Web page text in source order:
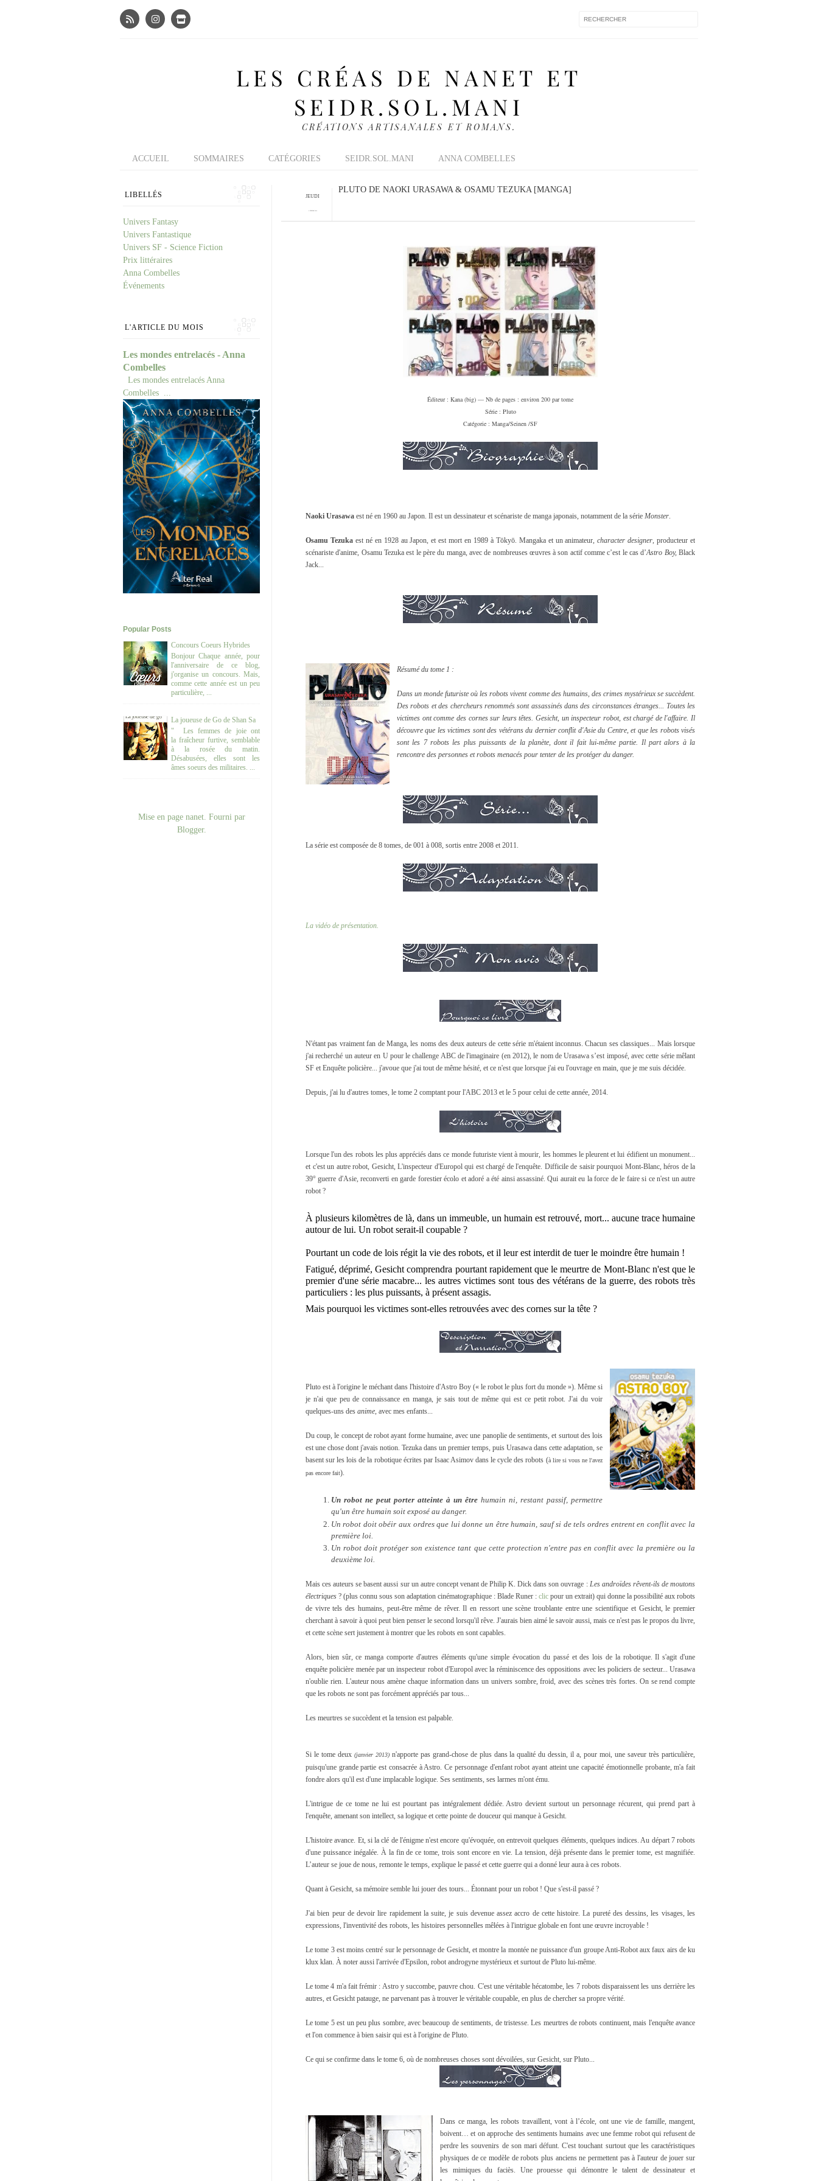
LES CRÉAS DE NANET ET
SEIDR.SOL.MANI
CRÉATIONS ARTISANALES ET ROMANS.
ACCUEIL SOMMAIRES CATÉGORIES SEIDR.SOL.MANI ANNA COMBELLES
JEUDI
PLUTO DE NAOKI URASAWA & OSAMU TEZUKA [MANGA]
Éditeur: Kana (big) — Nb de pages : environ 200 par tome
Série : Pluto
Catégorie : Manga/Seinen /SF
Naoki Urasawa est né en 1960 au Japon. Il est un dessinateur et scénariste de manga japonais, notamment de la série Monster.
Osamu Tezukaestné en 1928au Japon, et est mort en 1989à Tōkyō. Mangakaet un animateur,character designer, producteur et
scénariste d'anime, Osamu Tezuka est le père du manga, avec de nombreuses œuvres à son actif comme c’est le cas d’Astro Boy, Black
Jack...
Résumé du tome 1 :
Dans un monde futuriste où les robots vivent comme des humains, des crimes mystérieux se succèdent.
Des robots et des chercheurs renommés sont assassinés dans des circonstances étranges... Toutes les
victimes ont comme des cornes sur leurs têtes. Gesicht, un inspecteur robot, est chargé de l'affaire. Il
découvre que les victimes sont des vétérans du dernier conflit d'Asie du Centre, et que les robots visés
sont les 7 robots les plus puissants de la planète, dont il fait lui-même partie. Il part alors à la
rencontre des personnes et robots menacés pour tenter de les protéger du danger.
La série est composée de 8 tomes, de 001 à 008, sortis entre 2008 et 2011.
La vidéo de présentation.
N'étant pas vraiment fan de Manga, les noms des deux auteurs de cette série m'étaient inconnus. Chacun ses classiques... Mais lorsque
j'ai recherché un auteur en U pour le challenge ABC de l'imaginaire (en 2012), le nom de Urasawa s’est imposé, avec cette série mêlant
SF et Enquête policière... j'avoue que j'ai tout de même hésité, et ce n'est que lorsque j'ai eu l'ouvrage en main, que je me suis décidée.
Depuis, j'ai lu d'autres tomes, le tome 2 comptant pour l'ABC 2013 et le 5 pour celui de cette année, 2014.
Lorsque l'un des robots les plus appréciés dans ce monde futuriste vient à mourir, les hommes le pleurent et lui édifient un monument...
et c'est un autre robot, Gesicht, L'inspecteur d'Europol qui est chargé de l'enquête. Difficile de saisir pourquoi Mont-Blanc, héros de la
39° guerre d'Asie, reconverti en garde forestier écolo et adoré a été ainsi assassiné. Qui aurait eu la force de le faire si ce n'est un autre
robot ?
À plusieurs kilomètres de là, dans un immeuble, un humain est retrouvé, mort... aucune trace humaine
autour de lui. Un robot serait-il coupable ?
Pourtant un code de lois régit la vie des robots, et il leur est interdit de tuer le moindre être humain !
Fatigué, déprimé, Gesicht comprendra pourtant rapidement que le meurtre de Mont-Blanc n'est que le
premier d'une série macabre... les autres victimes sont tous des vétérans de la guerre, des robots très
particuliers : les plus puissants, à présent assagis.
Mais pourquoi les victimes sont-elles retrouvées avec des cornes sur la tête ?
Pluto est à l'origine le méchant dans l'histoire d'Astro Boy (« le robot le plus fort du monde »). Même si
je n'ai que peu de connaissance en manga, je sais tout de même qui est ce petit robot. J'ai du voir
quelques-uns des anime, avec mes enfants...
Du coup, le concept de robot ayant forme humaine, avec une panoplie de sentiments, et surtout des lois
est une chose dont j'avais notion. Tezuka dans un premier temps, puis Urasawa dans cette adaptation, se
basent sur les lois de la robotique écrites par Isaac Asimov dans le cycle des robots (à lire si vous ne l'avez
pas encore fait).
Un robot ne peut porter atteinte à un être humain ni, restant passif, permettre
qu'un être humain soit exposé au danger.
Un robot doit obéir aux ordres que lui donne un être humain, sauf si de tels ordres entrent en conflit avec la
première loi.
Un robot doit protéger son existence tant que cette protection n'entre pas en conflit avec la première ou la
deuxième loi.
Mais ces auteurs se basent aussi sur un autre concept venant de Philip K. Dick dans son ouvrage : Les androïdes rêvent-ils de moutons
électriques ? (plus connu sous son adaptation cinématographique : Blade Runer : clic pour un extrait) qui donne la possibilité aux robots
de vivre tels des humains, peut-être même de rêver. Il en ressort une scène troublante entre une scientifique et Gesicht, le premier
cherchant à savoir à quoi peut bien penser le second lorsqu'il rêve. J'aurais bien aimé le savoir aussi, mais ce n'est pas le propos du livre,
et cette scène sert justement à montrer que les robots en sont capables.
Alors, bien sûr, ce manga comporte d'autres éléments qu'une simple évocation du passé et des lois de la robotique. Il s'agit d'une
enquête policière menée par un inspecteur robot d'Europol avec la réminiscence des oppositions avec les policiers de secteur... Urasawa
n'oublie rien. L'auteur nous amène chaque information dans un univers sombre, froid, avec des scènes très fortes. On se rend compte
que les robots ne sont pas forcément appréciés par tous...
Les meurtres se succèdent et la tension est palpable.
Si le tome deux (janvier 2013)n'apporte pas grand-chose de plus dans la qualité du dessin, il a, pour moi, une saveur très particulière,
puisqu'une grande partie est consacrée à Astro. Ce personnage d'enfant robot ayant atteint une capacité émotionnelle probante, m'a fait
fondre alors qu'il est d'une implacable logique. Ses sentiments, ses larmes m'ont ému.
L'intrigue de ce tome ne lui est pourtant pas intégralement dédiée. Astro devient surtout un personnage récurent, qui prend part à
l'enquête, amenant son intellect, sa logique et cette pointe de douceur qui manque à Gesicht.
L'histoire avance. Et, si la clé de l'énigme n'est encore qu'évoquée, on entrevoit quelques éléments, quelques indices. Au départ 7 robots
d'une puissance inégalée. À la fin de ce tome, trois sont encore en vie. La tension, déjà présente dans le premier tome, est magnifiée.
L’auteur se joue de nous, remonte le temps, explique le passé et cette guerre qui a donné leur aura à ces robots.
Quant à Gesicht, sa mémoire semble lui jouer des tours... Étonnant pour un robot ! Que s'est-il passé ?
J'ai bien peur de devoir lire rapidement la suite, je suis devenue assez accro de cette histoire. La pureté des dessins, les visages, les
expressions, l'inventivité des robots, les histoires personnelles mêlées à l'intrigue globale en font une œuvre incroyable !
Le tome 3 est moins centré sur le personnage de Gesicht, et montre la montée ne puissance d'un groupe Anti-Robot aux faux airs de ku
klux klan. À noter aussi l'arrivée d'Epsilon, robot androgyne mystérieux et surtout de Pluto lui-même.
Le tome 4 m'a fait frémir : Astro y succombe, pauvre chou. C'est une véritable hécatombe, les 7 robots disparaissent les uns derrière les
autres, et Gesicht patauge, ne parvenant pas à trouver le véritable coupable, en plus de chercher sa propre vérité.
Le tome 5 est un peu plus sombre, avec beaucoup de sentiments, de tristesse. Les meurtres de robots continuent, mais l'enquête avance
et l'on commence à bien saisir qui est à l'origine de Pluto.
Ce qui se confirme dans le tome 6, où de nombreuses choses sont dévoilées, sur Gesicht, sur Pluto...
Dans ce manga, les robots travaillent, vont à l’école, ont une vie de famille, mangent,
boivent… et on approche des sentiments humains avec une femme robot qui refusent de
perdre les souvenirs de son mari défunt. C'est touchant surtout que les caractéristiques
physiques de ce modèle de robots plus anciens ne permettent pas à l'auteur de jouer sur
les mimiques du faciès. Une prouesse qui démontre le talent de dessinateur et
LIBELLÉS
Univers Fantasy
Univers Fantastique
Univers SF - Science Fiction
Prix littéraires
Anna Combelles
Événements
L'ARTICLE DU MOIS
Les mondes entrelacés - Anna
Combelles
Les mondes entrelacés Anna
Combelles ...
Popular Posts
Concours Coeurs Hybrides
Bonjour Chaque année, pour
l'anniversaire de ce blog,
j'organise un concours. Mais,
comme cette année est un peu
particulière, ...
La joueuse de Go de Shan Sa
" Les femmes de joie ont
la fraîcheur furtive, semblable
à la rosée du matin.
Désabusées, elles sont les
âmes soeurs des militaires. ...
Mise en page nanet. Fourni par
Blogger.